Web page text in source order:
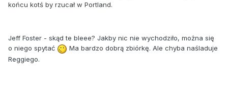
końcu kotś by rzucał w Portland.
Jeff Foster - skąd te bleee? Jakby nic nie wychodziło, można się
o niego spytać
Ma bardzo dobrą zbiórkę. Ale chyba naśladuje
Reggiego.